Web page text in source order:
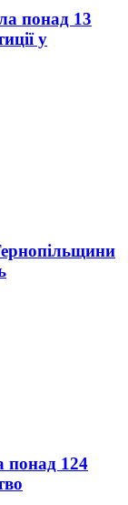
понад 13
у
понад 124